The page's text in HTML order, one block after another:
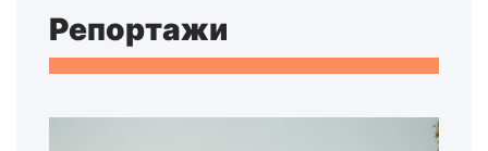
Репортажи